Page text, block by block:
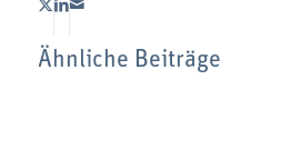
Ähnliche Beiträge